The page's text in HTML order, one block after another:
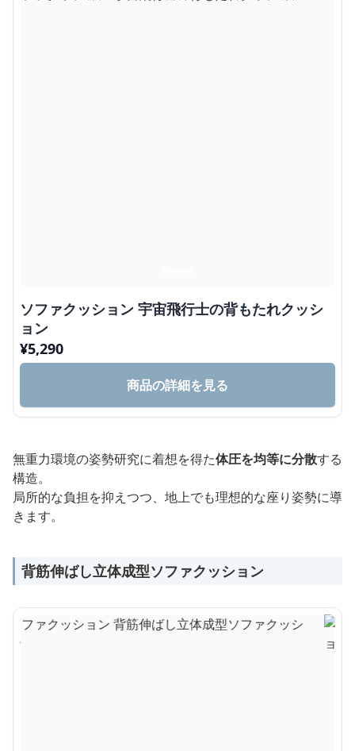
ソファクッション 宇宙飛行士の背もたれクッシ
ョン
¥5,290
商品の詳細を見る
無重力環境の姿勢研究に着想を得た体圧を均等に分散する
構造。
局所的な負担を抑えつつ、地上でも理想的な座り姿勢に導
きます。
背筋伸ばし立体成型ソファクッション